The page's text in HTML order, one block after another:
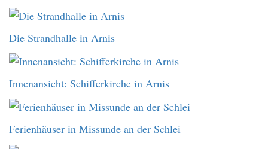
Die Strandhalle in Arnis
Innenansicht: Schifferkirche in Arnis
Ferienhäuser in Missunde an der Schlei